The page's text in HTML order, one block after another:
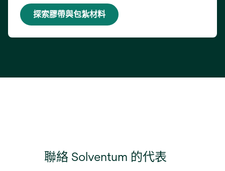
探索膠帶與包紮材料
聯絡 Solventum 的代表